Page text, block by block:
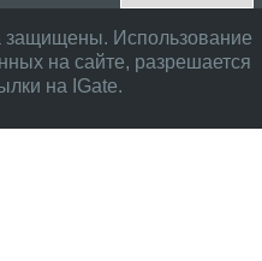
защищены. Использование
на сайте, разрешается
на IGate.